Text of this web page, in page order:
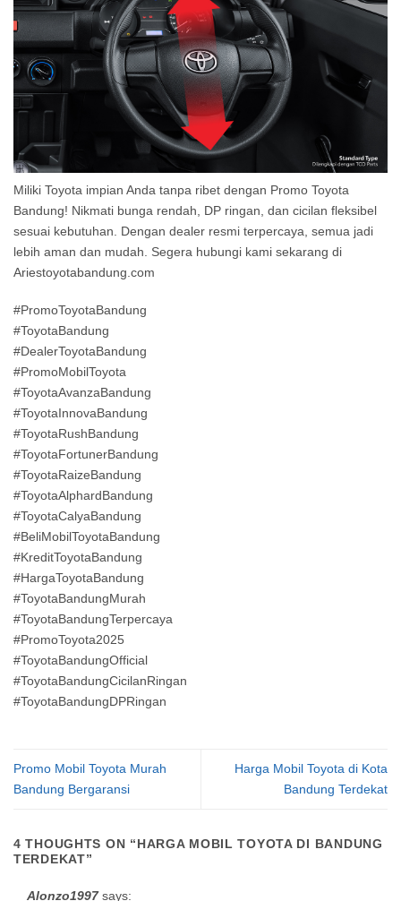
Miliki Toyota impian Anda tanpa ribet dengan Promo Toyota
Bandung! Nikmati bunga rendah, DP ringan, dan cicilan fleksibel
sesuai kebutuhan. Dengan dealer resmi terpercaya, semua jadi
lebih aman dan mudah. Segera hubungi kami sekarang di
Ariestoyotabandung.com
#PromoToyotaBandung
#ToyotaBandung
#DealerToyotaBandung
#PromoMobilToyota
#ToyotaAvanzaBandung
#ToyotaInnovaBandung
#ToyotaRushBandung
#ToyotaFortunerBandung
#ToyotaRaizeBandung
#ToyotaAlphardBandung
#ToyotaCalyaBandung
#BeliMobilToyotaBandung
#KreditToyotaBandung
#HargaToyotaBandung
#ToyotaBandungMurah
#ToyotaBandungTerpercaya
#PromoToyota2025
#ToyotaBandungOfficial
#ToyotaBandungCicilanRingan
#ToyotaBandungDPRingan
Promo Mobil Toyota Murah
Bandung Bergaransi
Harga Mobil Toyota di Kota
Bandung Terdekat
4 THOUGHTS ON “HARGA MOBIL TOYOTA DI BANDUNG
TERDEKAT”
Alonzo1997 says: